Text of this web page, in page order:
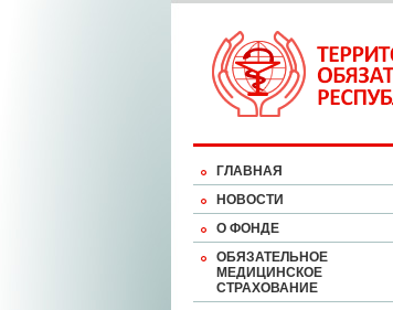
ГЛАВНАЯ
НОВОСТИ
О ФОНДЕ
ОБЯЗАТЕЛЬНОЕ
МЕДИЦИНСКОЕ
СТРАХОВАНИЕ